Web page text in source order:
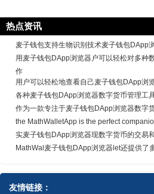
热点资讯
麦子钱包支持生物识别技术麦子钱包DApp
用麦子钱包DApp浏览器户可以轻松对多种
作
用户可以轻松地查看自己麦子钱包DApp浏
各种麦子钱包DApp浏览器数字货币管理工
作为一款专注于麦子钱包DApp浏览器数字
the MathWalletApp is the perfect
实麦子钱包DApp浏览器现数字货币的交易
MathWal麦子钱包DApp浏览器let还提供了
友情链接：